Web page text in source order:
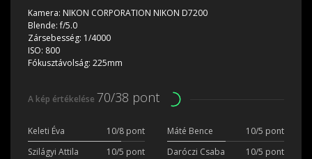
Kamera: NIKON CORPORATION NIKON D7200
Blende:f/5.0
Zársebesség: 1/4000
ISO: 800
Fókusztávolság: 225mm
A kép értékelése 70/38 pont
Keleti Éva 10/8 pont Máté Bence
10/5 pont
Szilágyi Attila
10/5 pont Daróczi Csaba
10/5 pont